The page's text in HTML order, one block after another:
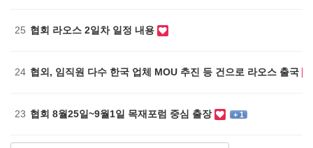
25 협회 라오스 2일차 일정 내용
24 협외, 임직원 다수 한국 업체 MOU 추진 등 건으로 라오스 출국
23 협회 8월25일~9월1일 목재포럼 중심 출장 + 1